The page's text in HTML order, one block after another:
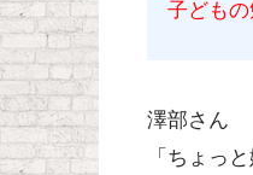
子どもの
澤部さん
「ちょっ